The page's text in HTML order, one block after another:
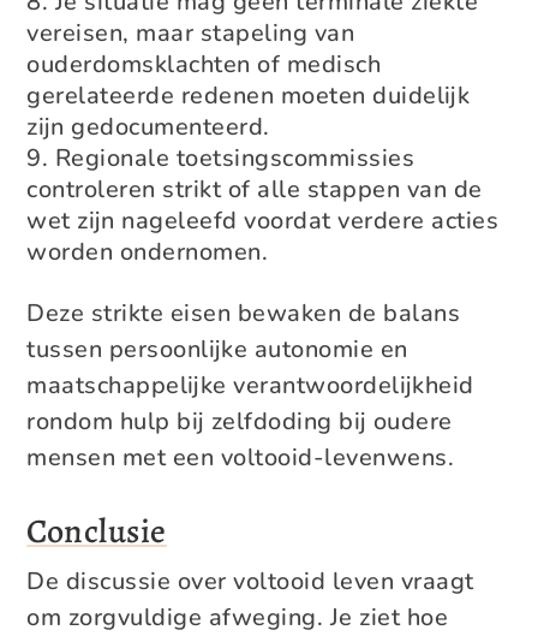
vereisen, maar stapeling van
ouderdomsklachten of medisch
gerelateerde redenen moeten duidelijk
zijn gedocumenteerd.
Regionale toetsingscommissies
controleren strikt of alle stappen van de
wet zijn nageleefd voordat verdere acties
worden ondernomen.
Deze strikte eisen bewaken de balans
tussen persoonlijke autonomie en
maatschappelijke verantwoordelijkheid
rondom hulp bij zelfdoding bij oudere
mensen met een voltooid-levenwens.
Conclusie
De discussie over voltooid leven vraagt
om zorgvuldige afweging. Je ziet hoe